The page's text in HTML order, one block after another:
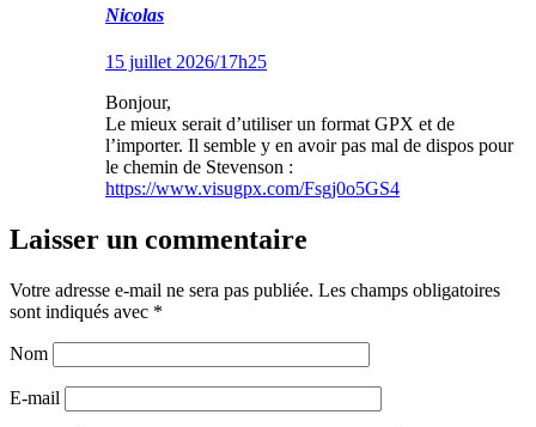
Nicolas
15 juillet 2026/17h25
Bonjour,
Le mieux serait d’utiliser un format GPX et de
l’importer. Il semble y en avoir pas mal de dispos pour
le chemin de Stevenson :
https://www.visugpx.com/Fsgj0o5GS4
Laisser un commentaire
Votre adresse e-mail ne sera pas publiée. Les champs obligatoires
sont indiqués avec *
Nom
E-mail